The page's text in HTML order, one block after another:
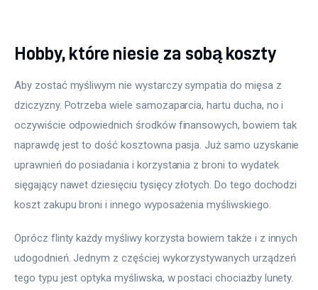
Hobby, które niesie za sobą koszty
Aby zostać myśliwym nie wystarczy sympatia do mięsa z
dziczyzny. Potrzeba wiele samozaparcia, hartu ducha, no i
oczywiście odpowiednich środków finansowych, bowiem tak
naprawdę jest to dość kosztowna pasja. Już samo uzyskanie
uprawnień do posiadania i korzystania z broni to wydatek
sięgający nawet dziesięciu tysięcy złotych. Do tego dochodzi
koszt zakupu broni i innego wyposażenia myśliwskiego.
Oprócz flinty każdy myśliwy korzysta bowiem także i z innych
udogodnień. Jednym z częściej wykorzystywanych urządzeń
tego typu jest optyka myśliwska, w postaci chociażby lunety.